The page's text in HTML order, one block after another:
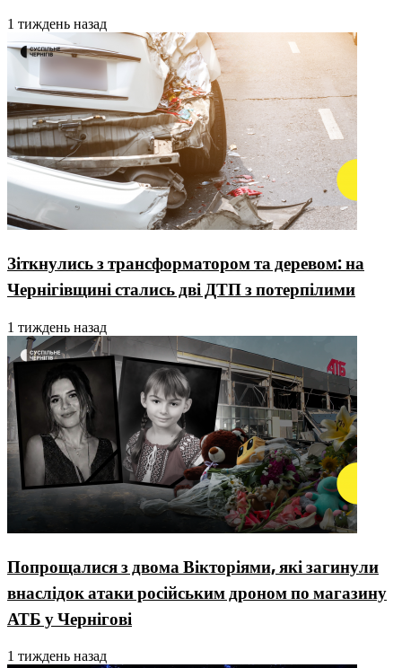
1 тиждень назад
Зіткнулись з трансформатором та деревом: на
Чернігівщині стались дві ДТП з потерпілими
1 тиждень назад
Попрощалися з двома Вікторіями, які загинули
внаслідок атаки російським дроном по магазину
АТБ у Чернігові
1 тиждень назад